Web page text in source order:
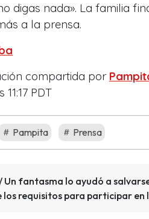
digas nada». La familia
a la prensa.
compartida por
PDT
Pampita Prensa
Un fantasma lo ayudó a
los requisitos para participar en